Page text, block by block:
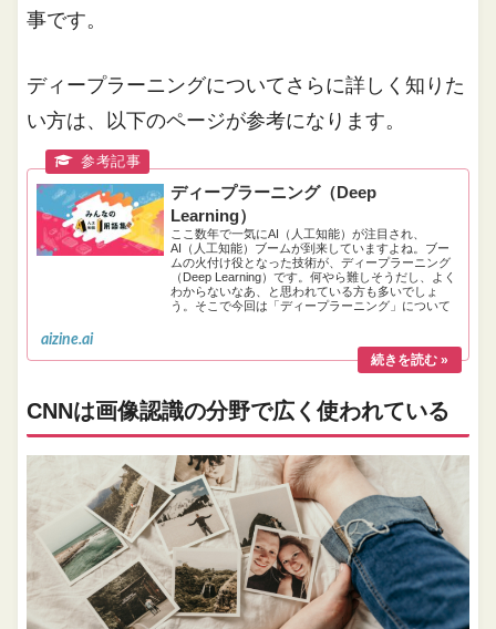
事です。
ディープラーニングについてさらに詳しく知りた
い方は、以下のページが参考になります。
ディープラーニング（Deep
Learning）
ここ数年で一気にAI（人工知能）が注目され、
AI（人工知能）ブームが到来していますよね。ブー
ムの火付け役となった技術が、ディープラーニング
（Deep Learning）です。何やら難しそうだし、よく
わからないなあ、と思われている方も多いでしょ
う。そこで今回は「ディープラーニング」について
aizine.ai
CNNは画像認識の分野で広く使われている